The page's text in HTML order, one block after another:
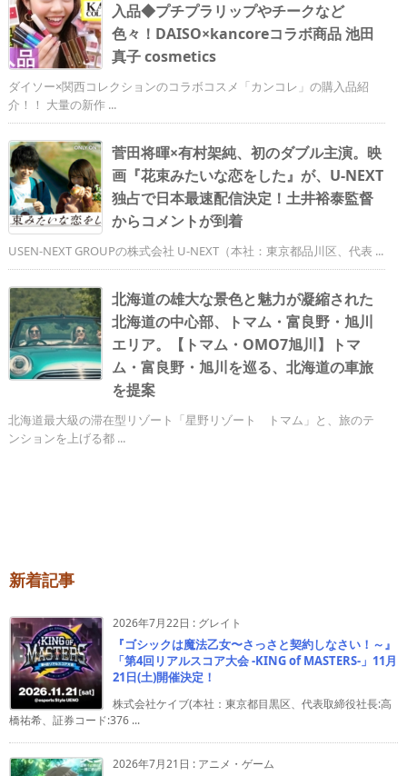
入品◆プチプラリップやチークなど
色々！DAISO×kancoreコラボ商品 池田
真子 cosmetics
ダイソー×関西コレクションのコラボコスメ「カンコレ」の購入品紹
介！！ 大量の新作 ...
菅田将暉×有村架純、初のダブル主演。映
画『花束みたいな恋をした』が、U-NEXT
独占で日本最速配信決定！土井裕泰監督
からコメントが到着
USEN-NEXT GROUPの株式会社 U-NEXT（本社：東京都品川区、代表 ...
北海道の雄大な景色と魅力が凝縮された
北海道の中心部、トマム・富良野・旭川
エリア。【トマム・OMO7旭川】トマ
ム・富良野・旭川を巡る、北海道の車旅
を提案
北海道最大級の滞在型リゾート「星野リゾート トマム」と、旅のテ
ンションを上げる都 ...
新着記事
2026年7月22日 : グレイト
『ゴシックは魔法乙女〜さっさと契約しなさい！～』
「第4回リアルスコア大会 -KING of MASTERS-」11月
21日(土)開催決定！
株式会社ケイブ(本社：東京都目黒区、代表取締役社長:高
橋祐希、証券コード:376 ...
2026年7月21日 : アニメ・ゲーム